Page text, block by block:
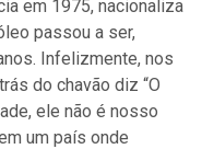
em 1975, nacionaliza
passou a ser,
Infelizmente, nos
do chavão diz “O
ele não é nosso
um país onde